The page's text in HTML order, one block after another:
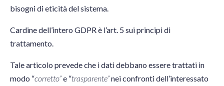
bisogni di eticità del sistema.
Cardine dell’intero GDPR è l’art. 5 sui principi di
trattamento.
Tale articolo prevede che i dati debbano essere trattati in
modo “corretto”e “trasparente”nei confronti dell’interessato